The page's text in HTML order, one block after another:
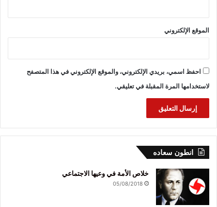
الموقع الإلكتروني
احفظ اسمي، بريدي الإلكتروني، والموقع الإلكتروني في هذا المتصفح
لاستخدامها المرة المقبلة في تعليقي.
انطون سعاده
خلاص الأمة في وعيها الاجتماعي
05/08/2018